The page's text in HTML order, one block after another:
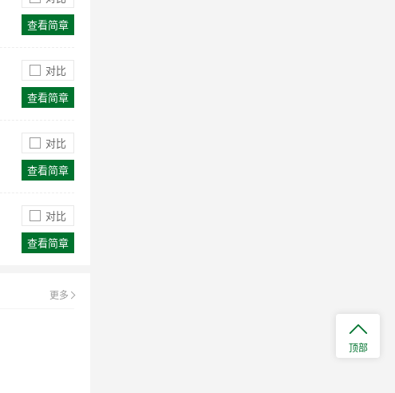
查看简章
对比
查看简章
对比
查看简章
对比
查看简章
更多
顶部